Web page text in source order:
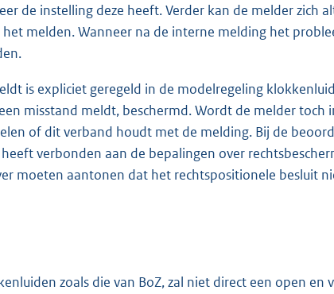
de instelling deze heeft. Verder kan de melder zich
melden. Wanneer na de interne melding het
is expliciet geregeld in de modelregeling
misstand meldt, beschermd. Wordt de melder toch
of dit verband houdt met de melding. Bij de
verbonden aan de bepalingen over
moeten aantonen dat het rechtspositionele besluit
zoals die van BoZ, zal niet direct een open en